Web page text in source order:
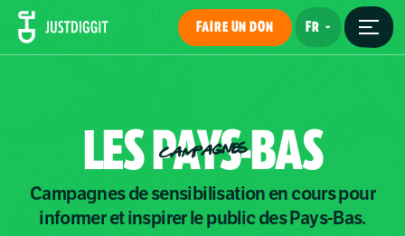
FAIRE UN DON
LESPAYS-BAS
CAMPAGNES
Campagnes de sensibilisation en cours pour
informer et inspirer le public des Pays-Bas.